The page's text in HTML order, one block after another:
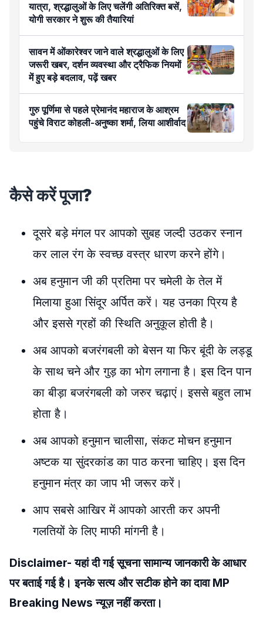
यात्रा, श्रद्धालुओं के लिए चलेंगी अतिरिक्त बसें,
योगी सरकार ने शुरू की तैयारियां
सावन में ओंकारेश्वर जाने वाले श्रद्धालुओं के लिए
जरूरी खबर, दर्शन व्यवस्था और ट्रैफिक नियमों
में हुए बड़े बदलाव, पढ़ें खबर
गुरु पूर्णिमा से पहले प्रेमानंद महाराज के आश्रम
पहुंचे विराट कोहली-अनुष्का शर्मा, लिया आशीर्वाद
कैसे करें पूजा?
दूसरे बड़े मंगल पर आपको सुबह जल्दी उठकर स्नान
कर लाल रंग के स्वच्छ वस्त्र धारण करने होंगे।
अब हनुमान जी की प्रतिमा पर चमेली के तेल में
मिलाया हुआ सिंदूर अर्पित करें। यह उनका प्रिय है
और इससे ग्रहों की स्थिति अनुकूल होती है।
अब आपको बजरंगबली को बेसन या फिर बूंदी के लड्डू
के साथ चने और गुड़ का भोग लगाना है। इस दिन पान
का बीड़ा बजरंगबली को जरुर चढ़ाएं। इससे बहुत लाभ
होता है।
अब आपको हनुमान चालीसा, संकट मोचन हनुमान
अष्टक या सुंदरकांड का पाठ करना चाहिए। इस दिन
हनुमान मंत्र का जाप भी जरूर करें।
आप सबसे आखिर में आपको आरती कर अपनी
गलतियों के लिए माफी मांगनी है।
Disclaimer- यहां दी गई सूचना सामान्य जानकारी के आधार
पर बताई गई है। इनके सत्य और सटीक होने का दावा MP
Breaking News न्यूज़ नहीं करता।